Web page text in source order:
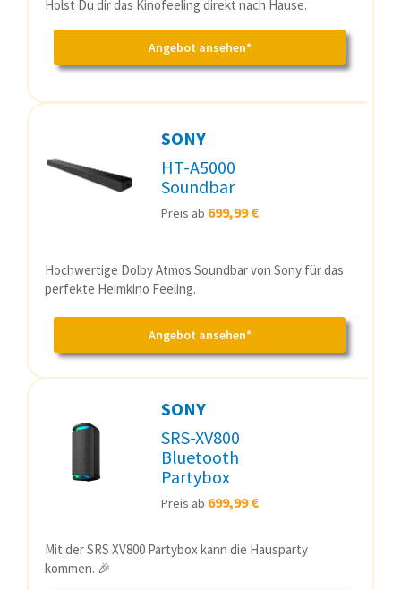
Holst Du dir das Kinofeeling direkt nach Hause.
Angebot ansehen*
SONY
HT-A5000
Soundbar
Preis ab 699,99 €
Hochwertige Dolby Atmos Soundbar von Sony für das
perfekte Heimkino Feeling.
Angebot ansehen*
SONY
SRS-XV800
Bluetooth
Partybox
Preis ab 699,99 €
Mit der SRS XV800 Partybox kann die Hausparty
kommen. 🎉